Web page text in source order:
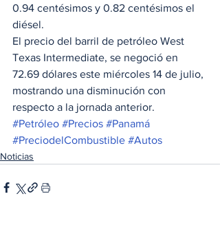
0.94 centésimos y 0.82 centésimos el
diésel.
El precio del barril de petróleo West
Texas Intermediate, se negoció en
72.69 dólares este miércoles 14 de julio,
mostrando una disminución con
respecto a la jornada anterior.
#Petróleo #Precios #Panamá
#PreciodelCombustible #Autos
Noticias